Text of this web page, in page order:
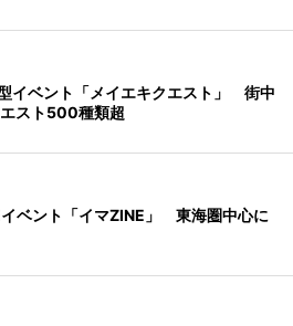
イベント「メイエキクエスト」 街中
スト500種類超
ベント「イマZINE」 東海圏中心に